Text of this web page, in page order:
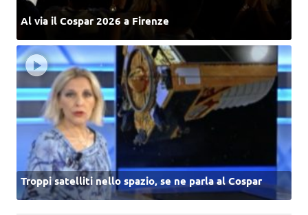
Al via il Cospar 2026 a Firenze
Troppi satelliti nello spazio, se ne parla al Cospar